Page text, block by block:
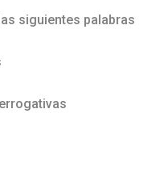
siguientes palabras